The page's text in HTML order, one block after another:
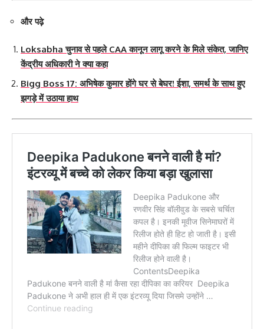
और पढ़े
Loksabha चुनाव से पहले CAA कानून लागू करने के मिले संकेत, जानिए
केंद्रीय अधिकारी ने क्या कहा
Bigg Boss 17: अभिषेक कुमार होंगे घर से बेघर! ईशा, समर्थ के साथ हुए
झगड़े में उठाया हाथ